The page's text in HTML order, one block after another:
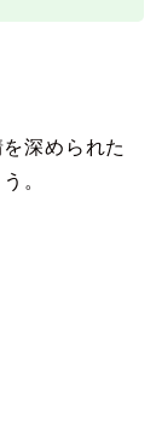
深められた
。